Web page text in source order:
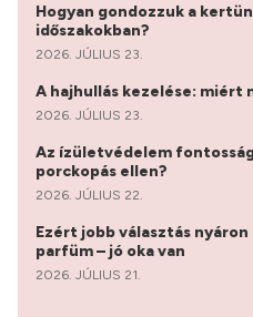
Hogyan gondozzuk a
időszakokban?
2026. JÚLIUS 23.
A hajhullás kezelése: miért
2026. JÚLIUS 23.
Az ízületvédelem
porckopás ellen?
2026. JÚLIUS 22.
Ezért jobb választás
parfüm – jó oka van
2026. JÚLIUS 21.